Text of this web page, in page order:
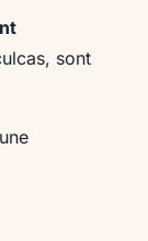
sont